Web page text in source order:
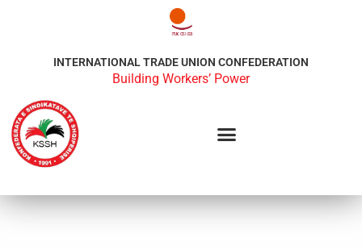
INTERNATIONAL TRADE UNION CONFEDERATION
Building Workers’ Power